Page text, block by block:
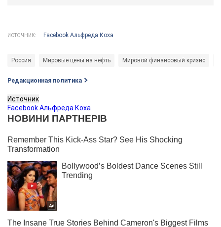
ИСТОЧНИК: Facebook Альфреда Коха
Россия Мировые цены на нефть Мировой финансовый кризис
Редакционная политика
Источник
Facebook Альфреда Коха